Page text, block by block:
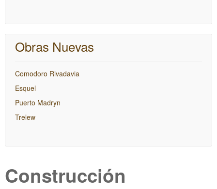
Obras Nuevas
Comodoro Rivadavia
Esquel
Puerto Madryn
Trelew
Construcción